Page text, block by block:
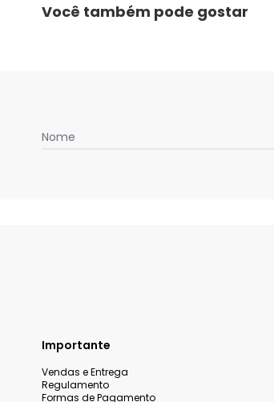
Você também pode gostar
Nome
Importante
Vendas e Entrega
Regulamento
Formas de Pagamento